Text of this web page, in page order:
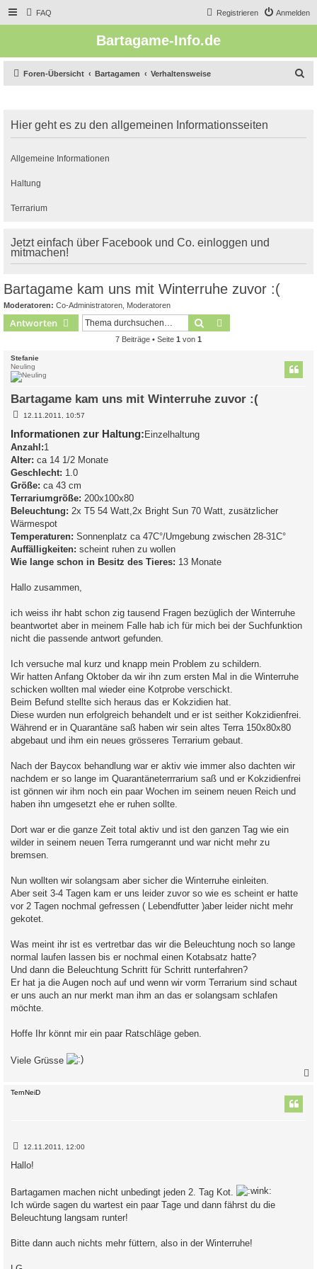
FAQ Anmelden
Registrieren
Bartagame-Info.de
Foren-Übersicht Bartagamen Verhaltensweise
e
Hier geht es zu den allgemeinen Informationsseiten
Allgemeine Informationen
Haltung
Terrarium
Jetzt einfach über Facebook und Co. einloggen und
mitmachen!
Bartagame kam uns mit Winterruhe zuvor :(
Moderatoren: Co-Administratoren Moderatoren
Antworten Suche
7 Beiträge • Seite 1 von 1
Stefanie
Neuling
Bartagame kam uns mit Winterruhe zuvor :(
B
i
t
r
a
g
12.11.2011, 10:57
Informationen zur Haltung:Einzelhaltung
Anzahl:1
Alter: ca 14 1/2 Monate
Geschlecht: 1.0
Größe: ca 43 cm
Terrariumgröße: 200x100x80
Beleuchtung: 2x T5 54 Watt,2x Bright Sun 70 Watt, zusätzlicher
Wärmespot
Temperaturen: Sonnenplatz ca 47C°/Umgebung zwischen 28-31C°
Auffälligkeiten: scheint ruhen zu wollen
Wie lange schon in Besitz des Tieres: 13 Monate
Hallo zusammen,
ich weiss ihr habt schon zig tausend Fragen bezüglich der Winterruhe
beantwortet aber in meinem Falle hab ich für mich bei der Suchfunktion
nicht die passende antwort gefunden.
Ich versuche mal kurz und knapp mein Problem zu schildern.
Wir hatten Anfang Oktober da wir ihn zum ersten Mal in die Winterruhe
schicken wollten mal wieder eine Kotprobe verschickt.
Beim Befund stellte sich heraus das er Kokzidien hat.
Diese wurden nun erfolgreich behandelt und er ist seither Kokzidienfrei.
Während er in Quarantäne saß haben wir sein altes Terra 150x80x80
abgebaut und ihm ein neues grösseres Terrarium gebaut.
Nach der Baycox behandlung war er aktiv wie immer also dachten wir
nachdem er so lange im Quarantäneterrrarium saß und er Kokzidienfrei
ist gönnen wir ihm noch ein paar Wochen im seinem neuen Reich und
haben ihn umgesetzt ehe er ruhen sollte.
Dort war er die ganze Zeit total aktiv und ist den ganzen Tag wie ein
wilder in seinem neuen Terra rumgerannt und war nicht mehr zu
bremsen.
Nun wollten wir solangsam aber sicher die Winterruhe einleiten.
Aber seit 3-4 Tagen kam er uns leider zuvor so wie es scheint er hatte
vor 2 Tagen nochmal gefressen ( Lebendfutter )aber leider nicht mehr
gekotet.
Was meint ihr ist es vertretbar das wir die Beleuchtung noch so lange
normal laufen lassen bis er nochmal einen Kotabsatz hatte?
Und dann die Beleuchtung Schritt für Schritt runterfahren?
Er hat ja die Augen noch auf und wenn wir vorm Terrarium sind schaut
er uns auch an nur merkt man ihm an das er solangsam schlafen
möchte.
Hoffe Ihr könnt mir ein paar Ratschläge geben.
Viele Grüsse
TernNeiD
B
i
t
g
12.11.2011, 12:00
Hallo!
Bartagamen machen nicht unbedingt jeden 2. Tag Kot.
Ich würde sagen du wartest ein paar Tage und dann fährst du die
Beleuchtung langsam runter!
Bitte dann auch nichts mehr füttern, also in der Winterruhe!